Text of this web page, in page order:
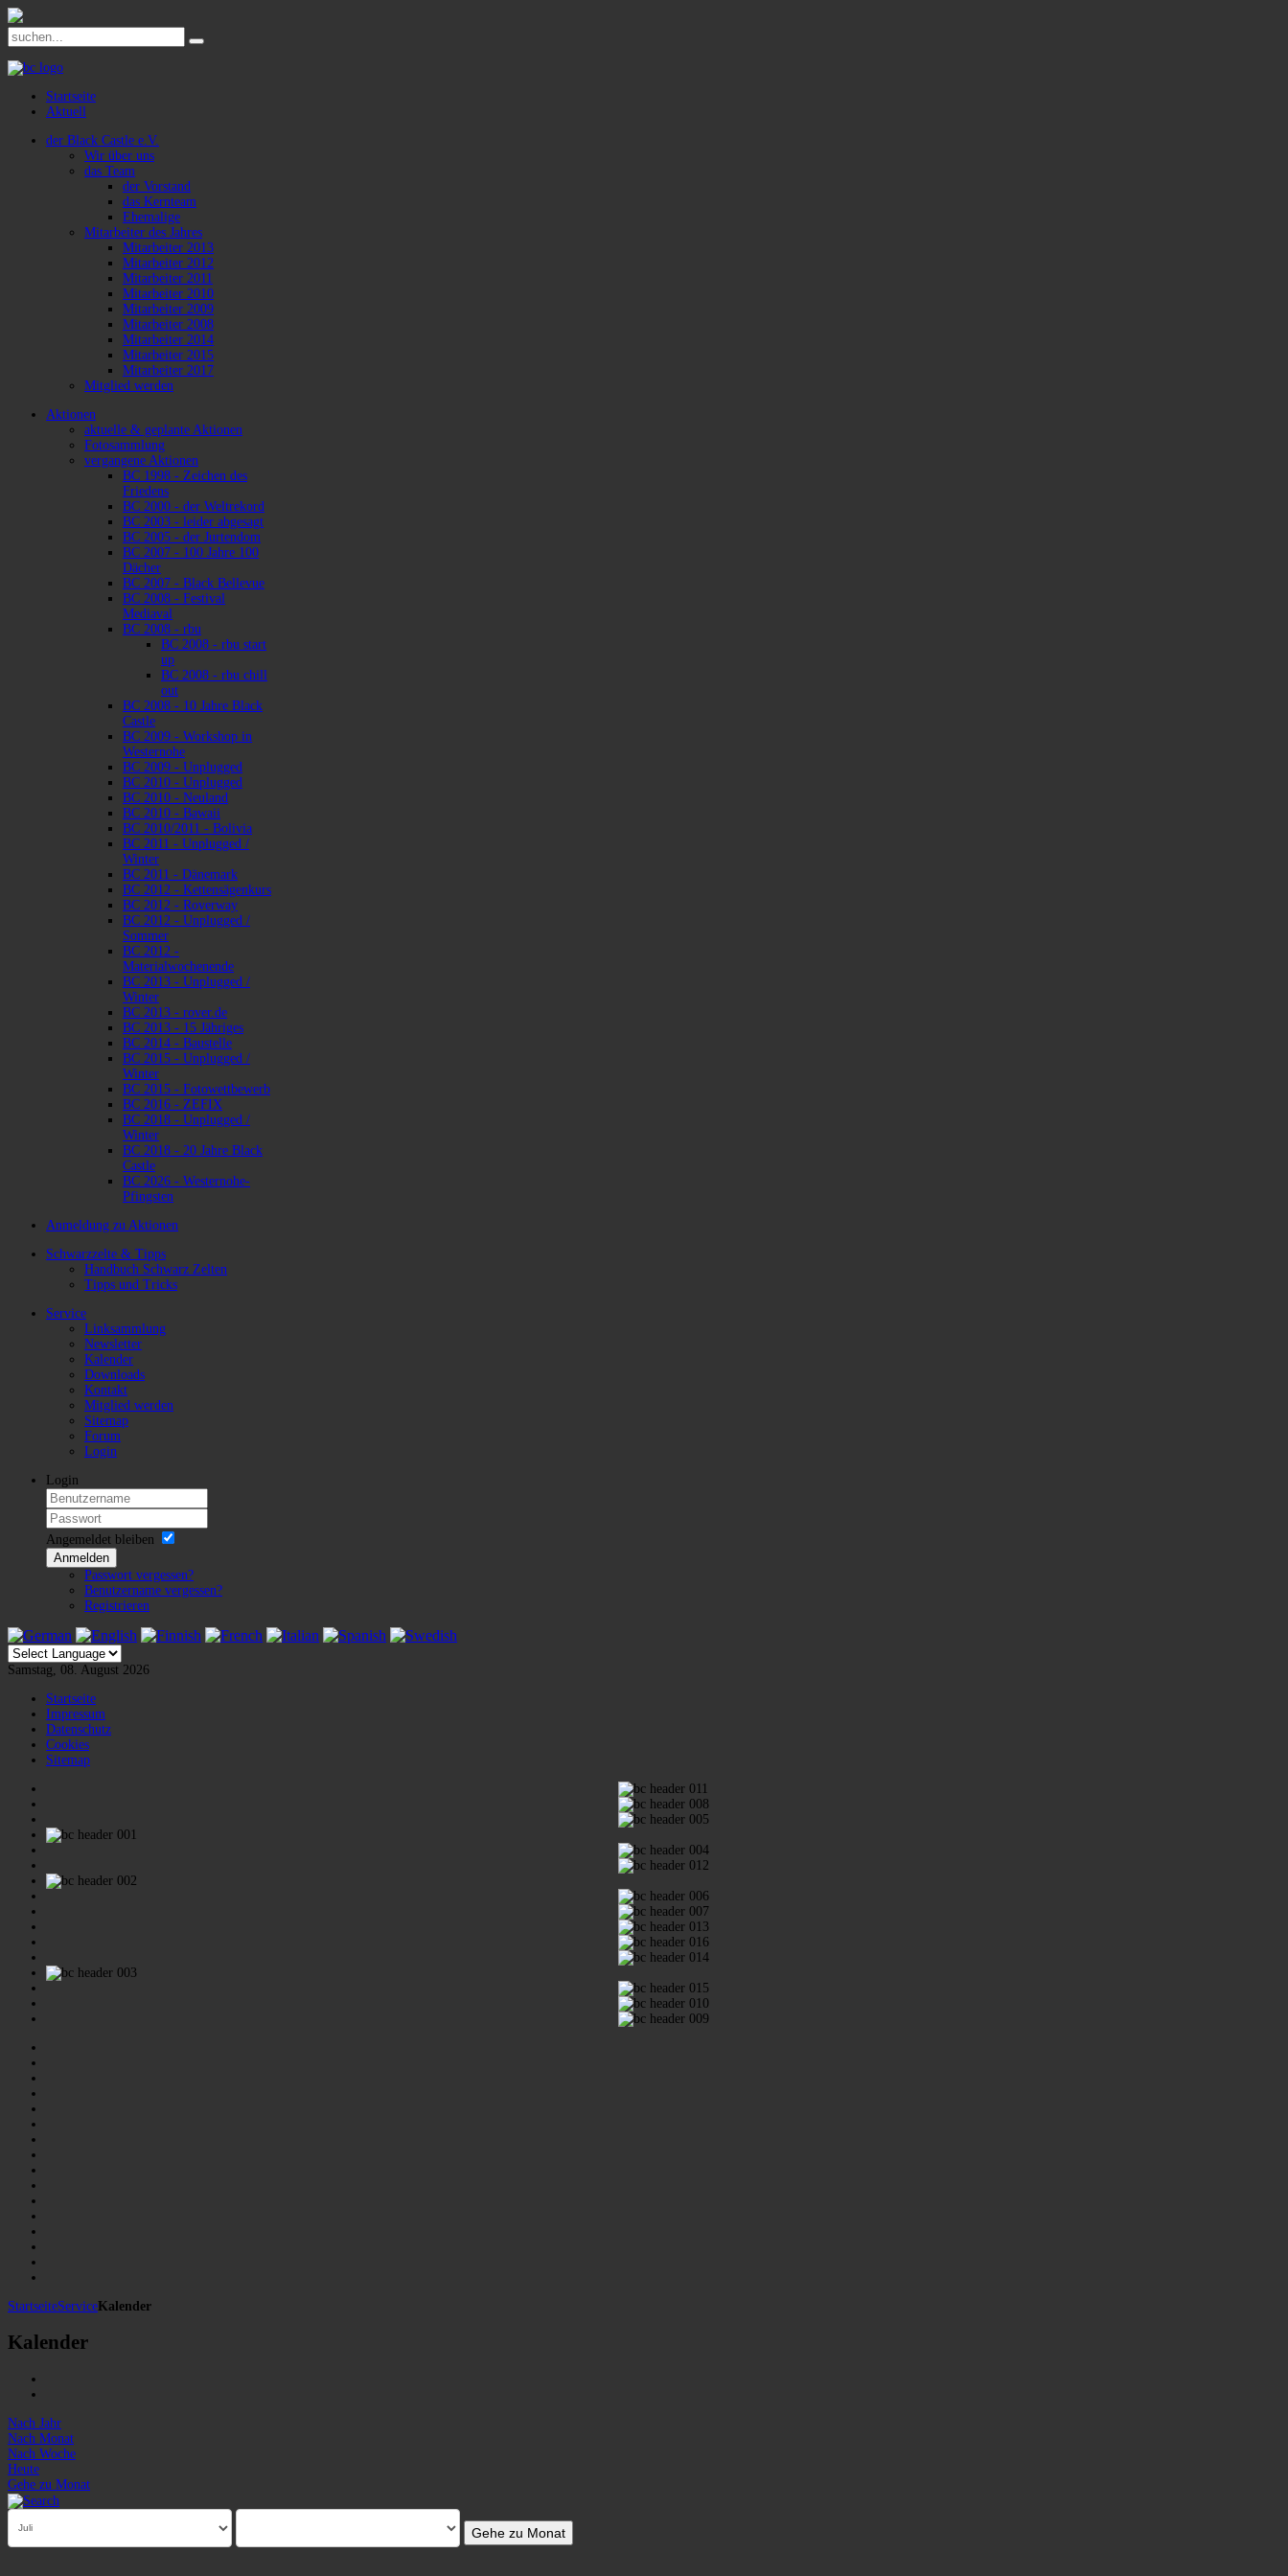
Startseite
Aktuell
der Black Castle e.V.
Wir über uns
das Team
der Vorstand
das Kernteam
Ehemalige
Mitarbeiter des Jahres
Mitarbeiter 2013
Mitarbeiter 2012
Mitarbeiter 2011
Mitarbeiter 2010
Mitarbeiter 2009
Mitarbeiter 2008
Mitarbeiter 2014
Mitarbeiter 2015
Mitarbeiter 2017
Mitglied werden
Aktionen
aktuelle & geplante Aktionen
Fotosammlung
vergangene Aktionen
BC 1998 - Zeichen des
Friedens
BC 2000 - der Weltrekord
BC 2003 - leider abgesagt
BC 2005 - der Jurtendom
BC 2007 - 100 Jahre 100
Dächer
BC 2007 - Black Bellevue
BC 2008 - Festival
Mediaval
BC 2008 - rbu
BC 2008 - rbu start
up
BC 2008 - rbu chill
out
BC 2008 - 10 Jahre Black
Castle
BC 2009 - Workshop in
Westernohe
BC 2009 - Unplugged
BC 2010 - Unplugged
BC 2010 - Neuland
BC 2010 - Bawaii
BC 2010/2011 - Bolivia
BC 2011 - Unplugged /
Winter
BC 2011 - Dänemark
BC 2012 - Kettensägenkurs
BC 2012 - Roverway
BC 2012 - Unplugged /
Sommer
BC 2012 -
Materialwochenende
BC 2013 - Unplugged /
Winter
BC 2013 - rover.de
BC 2013 - 15 Jähriges
BC 2014 - Baustelle
BC 2015 - Unplugged /
Winter
BC 2015 - Fotowettbewerb
BC 2016 - ZEFIX
BC 2018 - Unplugged /
Winter
BC 2018 - 20 Jahre Black
Castle
BC 2026 - Westernohe-
Pfingsten
Anmeldung zu Aktionen
Schwarzzelte & Tipps
Handbuch Schwarz Zelten
Tipps und Tricks
Service
Linksammlung
Newsletter
Kalender
Downloads
Kontakt
Mitglied werden
Sitemap
Forum
Login
Login
Angemeldet bleiben
Anmelden
Passwort vergessen?
Benutzername vergessen?
Registrieren
Samstag, 08. August 2026
Startseite
Impressum
Datenschutz
Cookies
Sitemap
StartseiteService Kalender
Kalender
Nach Jahr
Nach Monat
Nach Woche
Heute
Gehe zu Monat
Gehe zu Monat